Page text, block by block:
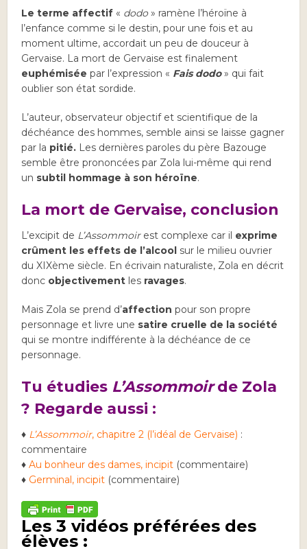
Le terme affectif « dodo» ramène l’héroïne à
l’enfance comme si le destin, pour une fois et au
moment ultime, accordait un peu de douceur à
Gervaise. La mort de Gervaise est finalement
euphémisée par l’expression « Fais dodo » qui fait
oublier son état sordide.
L’auteur, observateur objectif et scientifique de la
déchéance des hommes, semble ainsi se laisse gagner
par la pitié. Les dernières paroles du père Bazouge
semble être prononcées par Zola lui-même qui rend
un subtil hommage à son héroïne.
La mort de Gervaise, conclusion
L’excipit de L’Assommoirest complexe car il exprime
crûment les effets de l’alcool sur le milieu ouvrier
du XIXème siècle. En écrivain naturaliste, Zola en décrit
donc objectivement les ravages.
Mais Zola se prend d’affection pour son propre
personnage et livre une satire cruelle de la société
qui se montre indifférente à la déchéance de ce
personnage.
Tu étudies L’Assommoirde Zola
? Regarde aussi :
♦ L’Assommoir, chapitre 2 (l’idéal de Gervaise) :
commentaire
♦Au bonheur des dames, incipit (commentaire)
♦ Germinal, incipit (commentaire)
Les 3 vidéos préférées des
élèves :